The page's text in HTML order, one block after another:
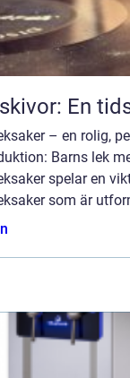
En
– en rolig,
Barns lek
spelar en
som är